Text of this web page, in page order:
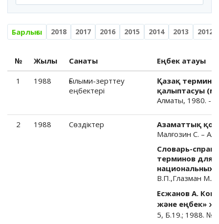
Барлығы 2018 2017 2016 2015 2014 2013 2012
№ Жылы Санаты Еңбек атауы
1 1988
Ғылыми-зерттеу
еңбектері
Қазақ
қалыптасуы
Алматы, 1980. -
2 1988 Cөздіктер
Азаматтық
Малғозин С. –
Словарь-
терминов для
национальных
В.П.,Глазман
Есжанов А.
және еңбек»
5, Б.19.; 1988. №